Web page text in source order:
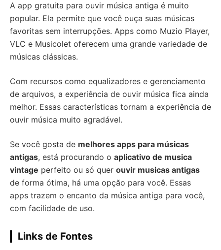
A app gratuita para ouvir música antiga é muito
popular. Ela permite que você ouça suas músicas
favoritas sem interrupções. Apps como Muzio Player,
VLC e Musicolet oferecem uma grande variedade de
músicas clássicas.
Com recursos como equalizadores e gerenciamento
de arquivos, a experiência de ouvir música fica ainda
melhor. Essas características tornam a experiência de
ouvir música muito agradável.
Se você gosta de melhores apps para músicas
antigas, está procurando o aplicativo de musica
vintage perfeito ou só quer ouvir musicas antigas
de forma ótima, há uma opção para você. Essas
apps trazem o encanto da música antiga para você,
com facilidade de uso.
Links de Fontes